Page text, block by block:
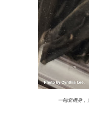
一端套機身，